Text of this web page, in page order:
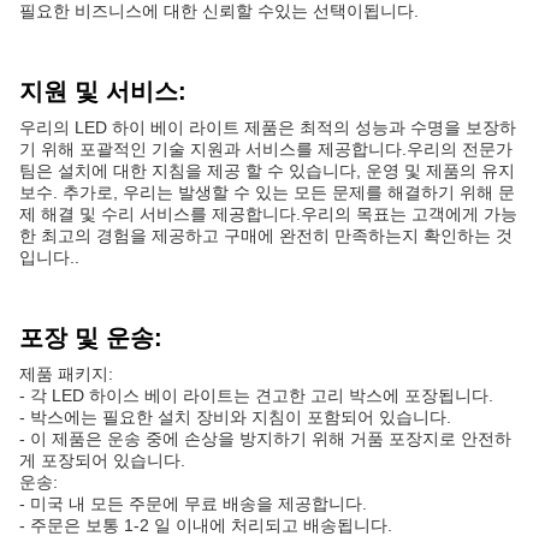
필요한 비즈니스에 대한 신뢰할 수있는 선택이됩니다.
지원 및 서비스:
우리의 LED 하이 베이 라이트 제품은 최적의 성능과 수명을 보장하
기 위해 포괄적인 기술 지원과 서비스를 제공합니다.우리의 전문가
팀은 설치에 대한 지침을 제공 할 수 있습니다, 운영 및 제품의 유지
보수. 추가로, 우리는 발생할 수 있는 모든 문제를 해결하기 위해 문
제 해결 및 수리 서비스를 제공합니다.우리의 목표는 고객에게 가능
한 최고의 경험을 제공하고 구매에 완전히 만족하는지 확인하는 것
입니다..
포장 및 운송:
제품 패키지:
- 각 LED 하이스 베이 라이트는 견고한 고리 박스에 포장됩니다.
- 박스에는 필요한 설치 장비와 지침이 포함되어 있습니다.
- 이 제품은 운송 중에 손상을 방지하기 위해 거품 포장지로 안전하
게 포장되어 있습니다.
운송:
- 미국 내 모든 주문에 무료 배송을 제공합니다.
- 주문은 보통 1-2 일 이내에 처리되고 배송됩니다.